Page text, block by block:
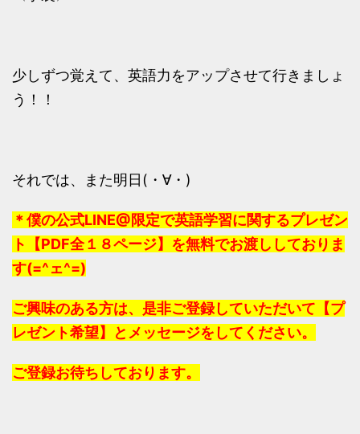
少しずつ覚えて、英語力をアップさせて行きましょ
う！！
それでは、また明日(・∀・)
＊僕の公式LINE@限定で英語学習に関するプレゼン
ト【PDF全１８ページ】を無料でお渡ししておりま
す(=^ェ^=)
ご興味のある方は、是非ご登録していただいて【プ
レゼント希望】とメッセージをしてください。
ご登録お待ちしております。